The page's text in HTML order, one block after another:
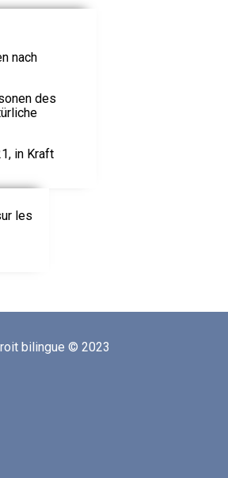
nach
des
in Kraft
les
bilingue © 2023